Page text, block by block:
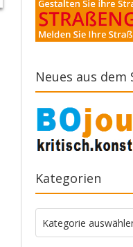
Neues aus
Kategorien
Kategorien
Kategorie